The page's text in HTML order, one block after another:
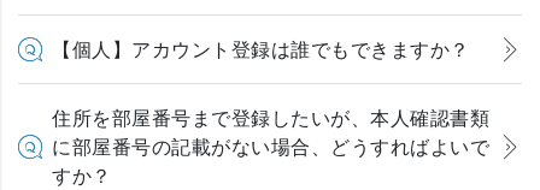
【個人】アカウント登録は誰でもできますか？
住所を部屋番号まで登録したいが、本人確認書類
に部屋番号の記載がない場合、どうすればよいで
すか？